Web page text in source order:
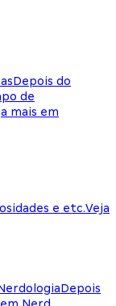
Depois do
de
mais em
e etc.Veja
Depois